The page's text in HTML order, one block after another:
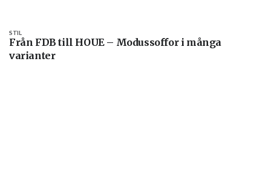
Från FDB till HOUE – Modussoffor i många
varianter
STIL